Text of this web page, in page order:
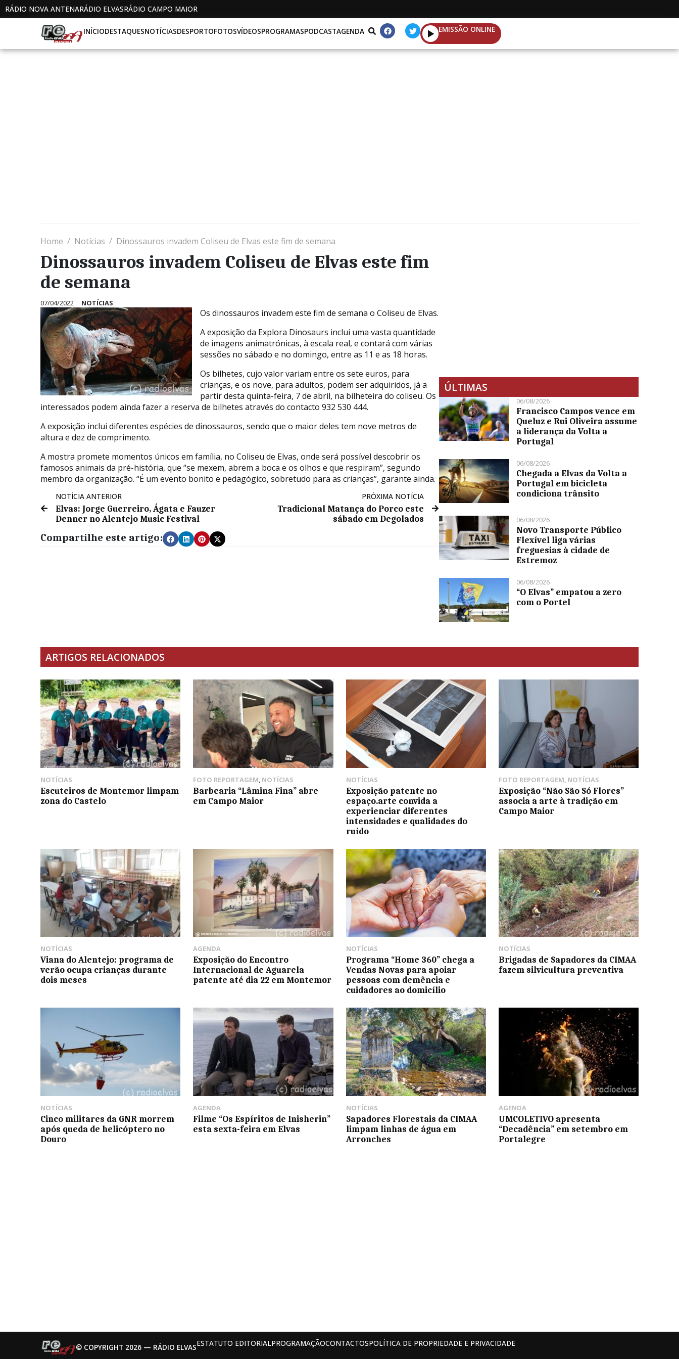
RÁDIO NOVA ANTENARÁDIO ELVASRÁDIO CAMPO MAIOR
INÍCIODESTAQUESNOTÍCIASDESPORTOFOTOSVÍDEOSPROGRAMASPODCASTAGENDA EMISSÃO ONLINE
Home Notícias Dinossauros invadem Coliseu de Elvas este fim de semana
Dinossauros invadem Coliseu de Elvas este fim
de semana
07/04/2022 NOTÍCIAS
Os dinossauros invadem este fim de semana o Coliseu de Elvas.
A exposição da Explora Dinosaurs inclui uma vasta quantidade
de imagens animatrónicas, à escala real, e contará com várias
sessões no sábado e no domingo, entre as 11 e as 18 horas.
Os bilhetes, cujo valor variam entre os sete euros, para
crianças, e os nove, para adultos, podem ser adquiridos, já a
partir desta quinta-feira, 7 de abril, na bilheteira do coliseu. Os
interessados podem ainda fazer a reserva de bilhetes através do contacto 932 530 444.
A exposição inclui diferentes espécies de dinossauros, sendo que o maior deles tem nove metros de
altura e dez de comprimento.
A mostra promete momentos únicos em família, no Coliseu de Elvas, onde será possível descobrir os
famosos animais da pré-história, que “se mexem, abrem a boca e os olhos e que respiram”, segundo
membro da organização. “É um evento bonito e pedagógico, sobretudo para as crianças”, garante ainda.
NOTÍCIA ANTERIOR
Elvas: Jorge Guerreiro, Ágata e Fauzer
Denner no Alentejo Music Festival
PRÓXIMA NOTÍCIA
Tradicional Matança do Porco este
sábado em Degolados
Compartilhe este artigo:
ÚLTIMAS
06/08/2026
Francisco Campos vence em
Queluz e Rui Oliveira assume
a liderança da Volta a
Portugal
06/08/2026
Chegada a Elvas da Volta a
Portugal em bicicleta
condiciona trânsito
06/08/2026
Novo Transporte Público
Flexível liga várias
freguesias à cidade de
Estremoz
06/08/2026
“O Elvas” empatou a zero
com o Portel
ARTIGOS RELACIONADOS
NOTÍCIAS
Escuteiros de Montemor limpam
zona do Castelo
FOTO REPORTAGEM, NOTÍCIAS
Barbearia “Lâmina Fina” abre
em Campo Maior
NOTÍCIAS
Exposição patente no
espaço.arte convida a
experienciar diferentes
intensidades e qualidades do
ruído
FOTO REPORTAGEM, NOTÍCIAS
Exposição “Não São Só Flores”
associa a arte à tradição em
Campo Maior
NOTÍCIAS
Viana do Alentejo: programa de
verão ocupa crianças durante
dois meses
AGENDA
Exposição do Encontro
Internacional de Aguarela
patente até dia 22 em Montemor
NOTÍCIAS
Programa “Home 360” chega a
Vendas Novas para apoiar
pessoas com demência e
cuidadores ao domicílio
NOTÍCIAS
Brigadas de Sapadores da CIMAA
fazem silvicultura preventiva
NOTÍCIAS
Cinco militares da GNR morrem
após queda de helicóptero no
Douro
AGENDA
Filme “Os Espíritos de Inisherin”
esta sexta-feira em Elvas
NOTÍCIAS
Sapadores Florestais da CIMAA
limpam linhas de água em
Arronches
AGENDA
UMCOLETIVO apresenta
“Decadência” em setembro em
Portalegre
© COPYRIGHT 2026 — RÁDIO ELVASESTATUTO EDITORIALPROGRAMAÇÃOCONTACTOSPOLÍTICA DE PROPRIEDADE E PRIVACIDADE